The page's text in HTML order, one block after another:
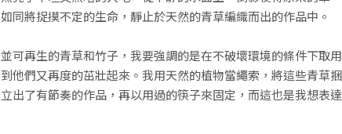
同將捉摸不定的生命，靜止於天然的青草編織而出的作品中。
可再生的青草和竹子，我要強調的是在不破壞環境的條件下取
他們又再度的茁壯起來。我用天然的植物當繩索，將這些青草
出了有節奏的作品，再以用過的筷子來固定，而這也是我想表